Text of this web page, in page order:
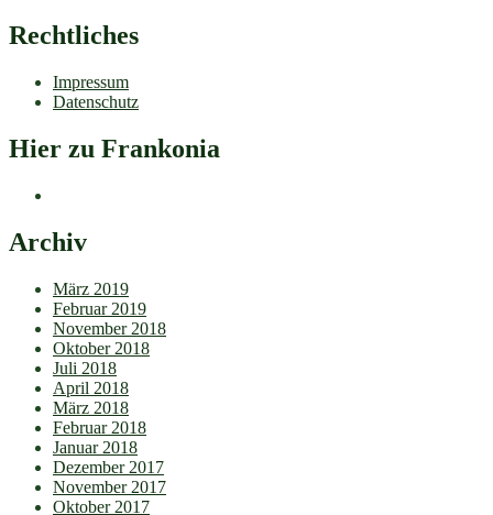
Rechtliches
Impressum
Datenschutz
Hier zu Frankonia
Archiv
März 2019
Februar 2019
November 2018
Oktober 2018
Juli 2018
April 2018
März 2018
Februar 2018
Januar 2018
Dezember 2017
November 2017
Oktober 2017